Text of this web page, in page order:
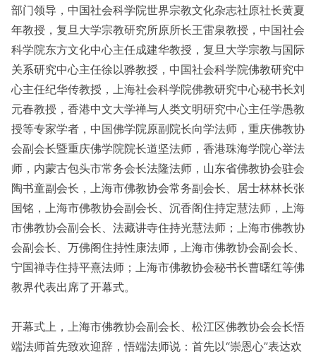
部门领导，中国社会科学院世界宗教文化杂志社原社长黄夏
年教授，复旦大学宗教研究所原所长王雷泉教授，中国社会
科学院东方文化中心主任成建华教授，复旦大学宗教与国际
关系研究中心主任徐以骅教授，中国社会科学院佛教研究中
心主任纪华传教授，上海社会科学院佛教研究中心秘书长刘
元春教授，香港中文大学禅与人类文明研究中心主任学愚教
授等专家学者，中国佛学院原副院长向学法师，重庆佛教协
会副会长暨重庆佛学院院长道坚法师，香港珠海学院心举法
师，内蒙古包头市常务会长法隆法师，山东省佛教协会驻会
陶书童副会长，上海市佛教协会常务副会长、居士林林长张
国铭，上海市佛教协会副会长、沉香阁住持定慧法师，上海
市佛教协会副会长、法藏讲寺住持光慧法师；上海市佛教协
会副会长、万佛阁住持性康法师，上海市佛教协会副会长、
宁国禅寺住持平熹法师；上海市佛教协会秘书长曹曙红等佛
教界代表出席了开幕式。
开幕式上，上海市佛教协会副会长、松江区佛教协会会长悟
端法师首先致欢迎辞，悟端法师说：首先以“崇恩心”表达欢